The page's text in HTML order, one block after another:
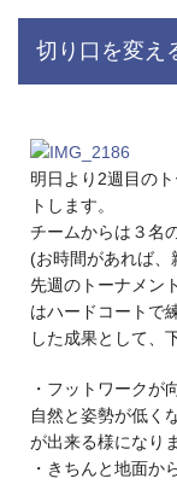
切り口を変え
明日より2週目の
トします。
チームからは３名
(お時間があれば、
先週のトーナメン
はハードコートで
した成果として、
・フットワークが
自然と姿勢が低く
が出来る様になり
・きちんと地面か